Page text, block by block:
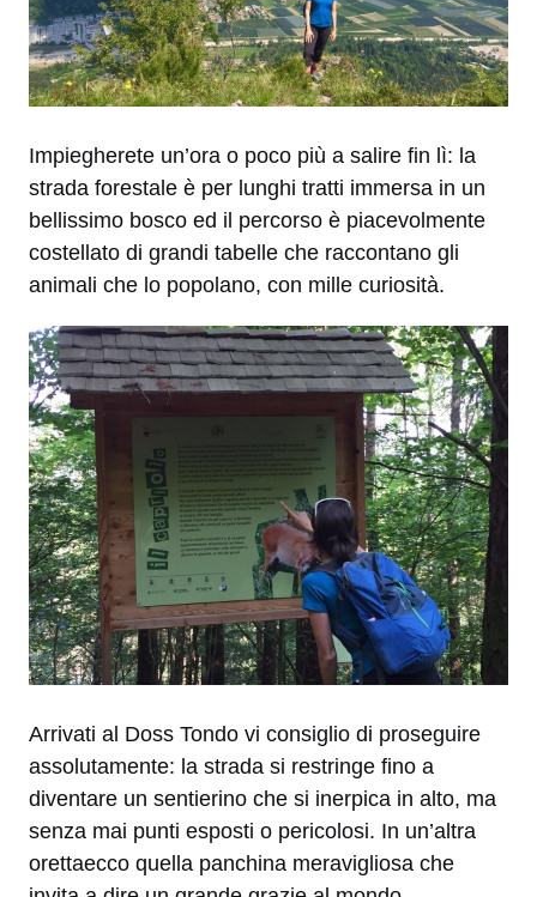
Impiegherete un’ora o poco più a salire fin lì: la
strada forestale è per lunghi tratti immersa in un
bellissimo bosco ed il percorso è piacevolmente
costellato di grandi tabelle che raccontano gli
animali che lo popolano, con mille curiosità.
Arrivati al Doss Tondo vi consiglio di proseguire
assolutamente: la strada si restringe fino a
diventare un sentierino che si inerpica in alto, ma
senza mai punti esposti o pericolosi. In un’altra
orettaecco quella panchina meravigliosa che